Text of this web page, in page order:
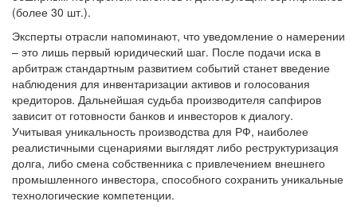
Эксперты отрасли напоминают, что уведомление о намерении
– это лишь первый юридический шаг. После подачи иска в
арбитраж стандартным развитием событий станет введение
наблюдения для инвентаризации активов и голосования
кредиторов. Дальнейшая судьба производителя сапфиров
зависит от готовности банков и инвесторов к диалогу.
Учитывая уникальность производства для РФ, наиболее
реалистичными сценариями выглядят либо реструктуризация
долга, либо смена собственника с привлечением внешнего
промышленного инвестора, способного сохранить уникальные
технологические компетенции.
Теги:банкрот, банкротство,долг